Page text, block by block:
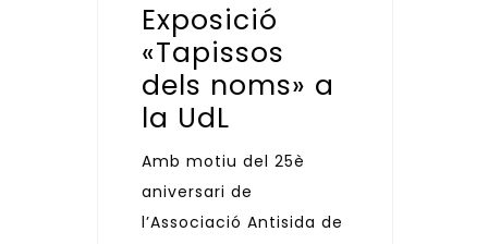
Exposició
«Tapissos
dels noms» a
la UdL
Amb motiu del 25è
aniversari de
l’Associació Antisida de